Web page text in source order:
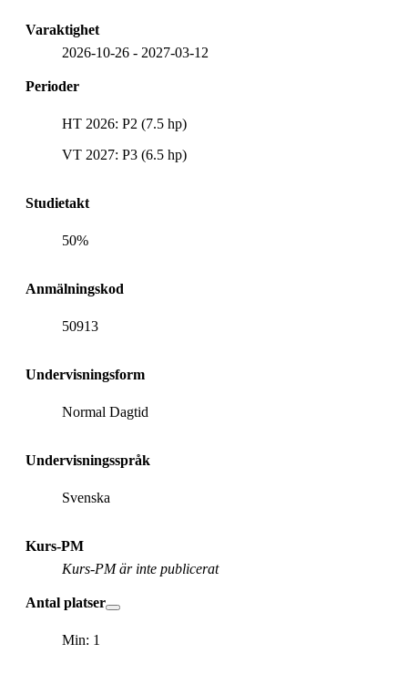
Varaktighet
2026-10-26 - 2027-03-12
Perioder
HT 2026: P2 (7.5 hp)
VT 2027: P3 (6.5 hp)
Studietakt
50%
Anmälningskod
50913
Undervisningsform
Normal Dagtid
Undervisningsspråk
Svenska
Kurs-PM
Kurs-PM är inte publicerat
Antal platser
Min: 1